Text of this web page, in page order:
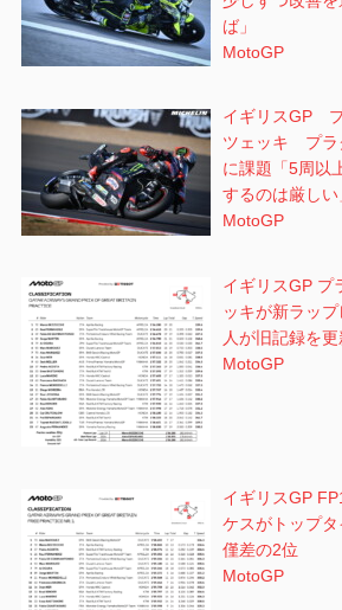
ば」
MotoGP
イギリスGP
ツェッキ プラ
に課題「5周以
するのは厳しい
MotoGP
イギリスGP
ッキが新ラッ
人が旧記録を更
MotoGP
イギリスGP
ケスがトップ
僅差の2位
MotoGP